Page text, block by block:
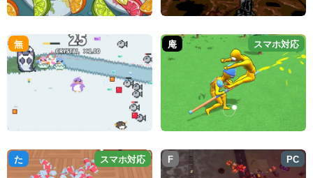
無 庵 スマホ対応
た スマホ対応 F PC